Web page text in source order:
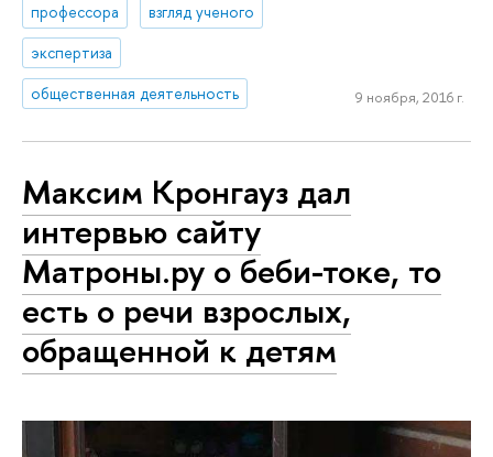
профессора
взгляд ученого
экспертиза
общественная деятельность
9 ноября, 2016 г.
Максим Кронгауз дал
интервью сайту
Матроны.ру о беби-токе, то
есть о речи взрослых,
обращенной к детям